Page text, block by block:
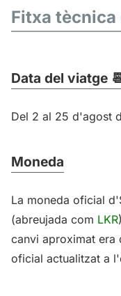
Fitxa
Data del viatge
Del 2 al 25 d'agost
Moneda
La moneda oficial
(abreujada com LKR
canvi aproximat era
oficial actualitzat a